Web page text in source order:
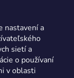
nastavení a
sietí a
o používaní
v oblasti